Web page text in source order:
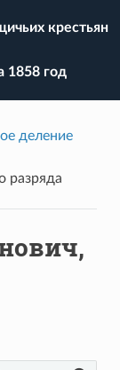
крестьян
1858 год
деление
разряда